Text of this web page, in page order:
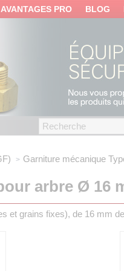
AVANTAGES PRO BLOG
Garniture mécanique
arbre Ø 16
et grains fixes), de 16 mm